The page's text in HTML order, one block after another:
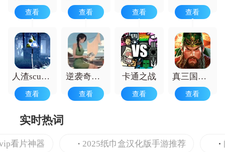
查看 查看 查看 查看
人渣scum生存
查看
逆袭奇遇记最新版
查看
卡通之战
查看
真三国快打游戏
查看
实时热词
片神器 2025纸巾盒汉化版手游推荐